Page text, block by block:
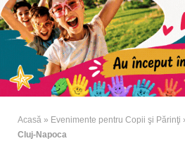
Acasă » Evenimente pentru Copii şi Părinţi
Cluj-Napoca